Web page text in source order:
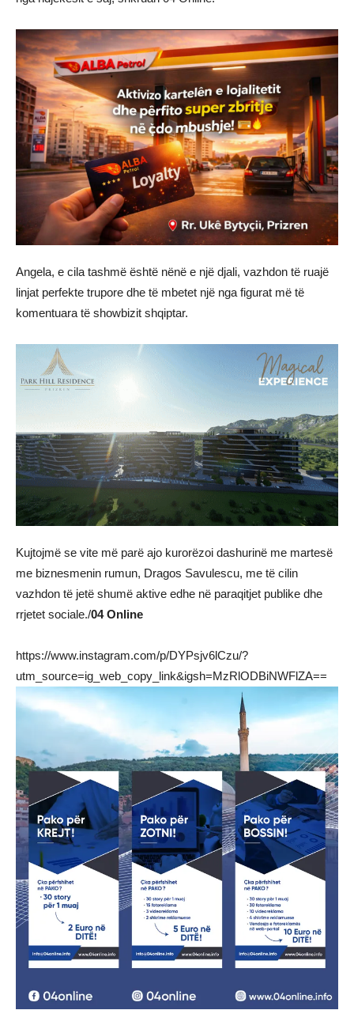
Angela, e cila tashmë është nënë e një djali, vazhdon të ruajë
linjat perfekte trupore dhe të mbetet një nga figurat më të
komentuara të showbizit shqiptar.
Kujtojmë se vite më parë ajo kurorëzoi dashurinë me martesë
me biznesmenin rumun, Dragos Savulescu, me të cilin
vazhdon të jetë shumë aktive edhe në paraqitjet publike dhe
rrjetet sociale./04 Online
https://www.instagram.com/p/DYPsjv6lCzu/?
utm_source=ig_web_copy_link&igsh=MzRlODBiNWFlZA==